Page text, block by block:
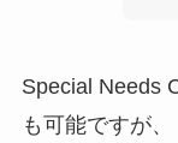
Special Needs
も可能ですが